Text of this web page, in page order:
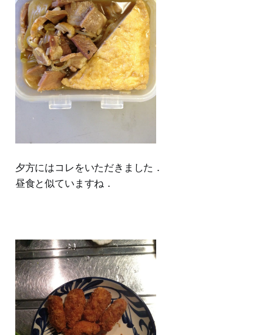
夕方にはコレをいただきました．
昼食と似ていますね．